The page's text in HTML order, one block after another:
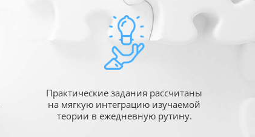
Практические задания рассчитаны
на мягкую интеграцию изучаемой
теории в ежедневную рутину.